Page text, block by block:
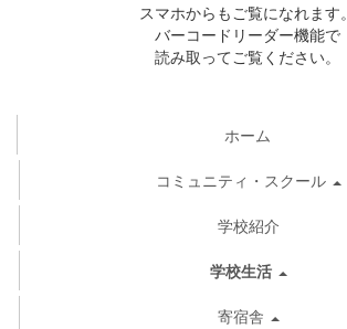
スマホからもご覧になれます。
バーコードリーダー機能で
読み取ってご覧ください。
ホーム
コミュニティ・スクール
学校紹介
学校生活
寄宿舎